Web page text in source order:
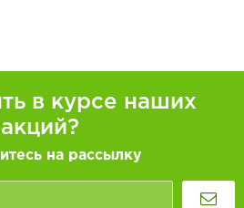
в курсе наших
акций?
на рассылку